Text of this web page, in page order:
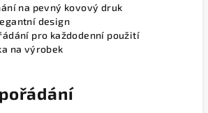
na pevný kovový druk
design
pro každodenní použití
na výrobek